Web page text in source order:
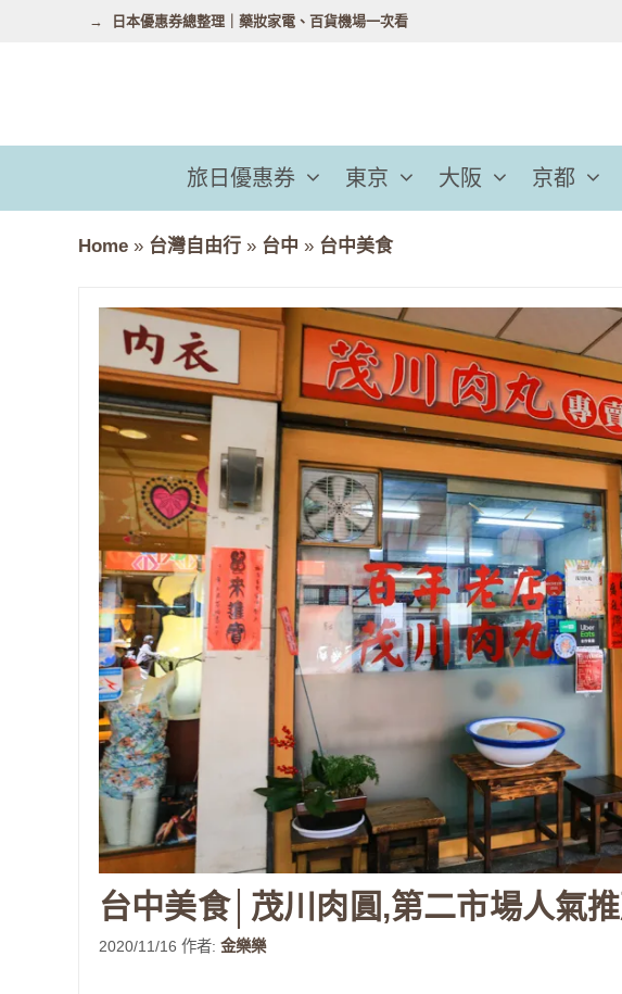
容
日本優惠券總整理｜藥妝家電、百貨機場一次看
旅日優惠券 東京 大阪 京都
Home » 台灣自由行 » 台中 » 台中美食
台中美食│茂川肉圓,第二市場人氣
2020/11/16 作者: 金樂樂